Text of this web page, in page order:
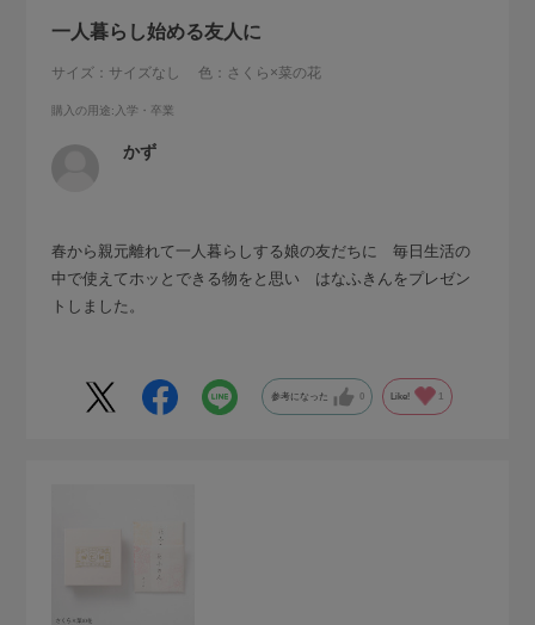
一人暮らし始める友人に
サイズ：サイズなし 色：さくら×菜の花
購入の用途:入学・卒業
かず
春から親元離れて一人暮らしする娘の友だちに 毎日生活の
中で使えてホッとできる物をと思い はなふきんをプレゼン
トしました。
参考になった 0 Like!